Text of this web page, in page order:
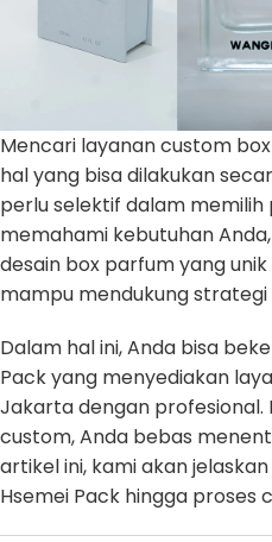
Mencari layanan custom
hal yang bisa dilakukan
perlu selektif dalam memilih
memahami kebutuhan
desain box parfum yang
mampu mendukung
Dalam hal ini, Anda bisa
Pack yang menyediakan
Jakarta dengan
custom, Anda bebas
artikel ini, kami akan
Hsemei Pack hingga proses